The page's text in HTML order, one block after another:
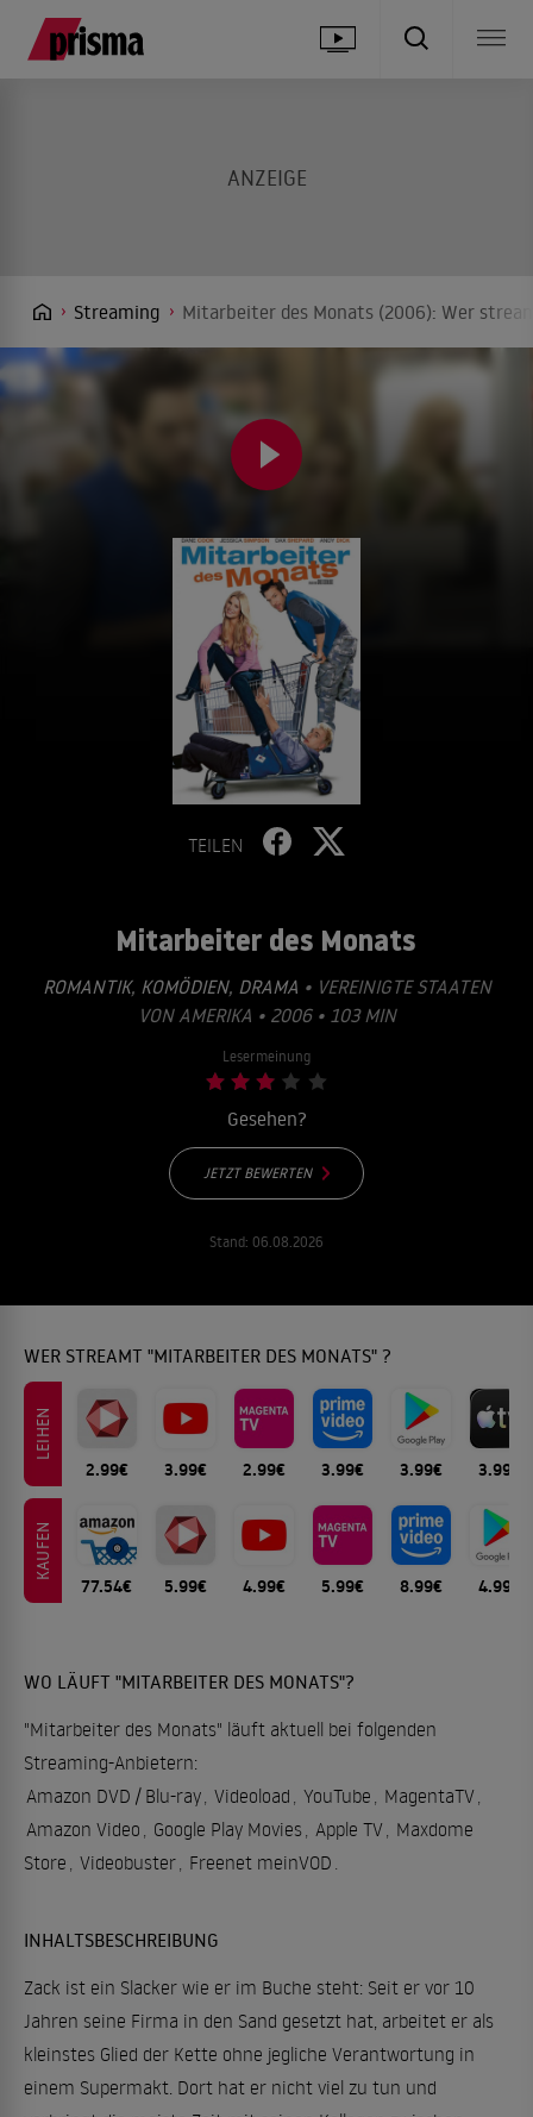
Streaming Mitarbeiter des Monats (2006): Wer
TEILEN
Mitarbeiter des Monats
ROMANTIK, KOMÖDIEN, DRAMA • VEREINIGTE STAATEN
VON AMERIKA • 2006 • 103 MIN
Lesermeinung
Gesehen?
JETZT BEWERTEN
Stand: 06.08.2026
WER STREAMT "MITARBEITER DES MONATS" ?
LEIHEN
2.99€ 3.99€ 2.99€ 3.99€ 3.99€ 3.99€
KAUFEN
77.54€ 5.99€ 4.99€ 5.99€ 8.99€ 4.99€
WO LÄUFT "MITARBEITER DES MONATS"?
"Mitarbeiter des Monats" läuft aktuell bei folgenden
Streaming-Anbietern:
Amazon DVD / Blu-ray, Videoload , YouTube , MagentaTV,
Amazon Video , Google Play Movies, Apple TV, Maxdome
Store , Videobuster, Freenet meinVOD .
INHALTSBESCHREIBUNG
Zack ist ein Slacker wie er im Buche steht: Seit er vor 10
Jahren seine Firma in den Sand gesetzt hat, arbeitet er als
kleinstes Glied der Kette ohne jegliche Verantwortung in
einem Supermakt. Dort hat er nicht viel zu tun und